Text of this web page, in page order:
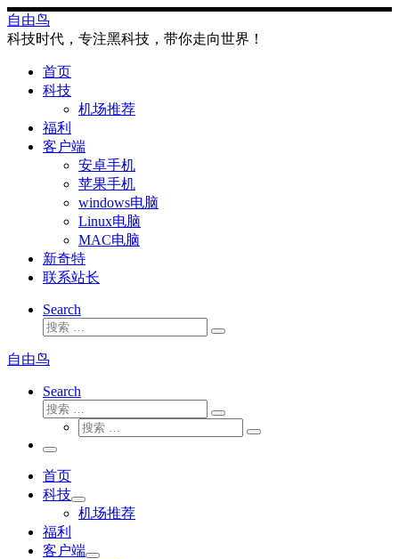
Skip
to
content
自由鸟
科技时代，专注黑科技，带你走向世界！
首页
科技
机场推荐
福利
客户端
安卓手机
苹果手机
windows电脑
Linux电脑
MAC电脑
新奇特
联系站长
Search
搜
搜
自由鸟
Search
搜
搜
索
搜
搜
主
菜
单
首页
科技
机场推荐
福利
客户端